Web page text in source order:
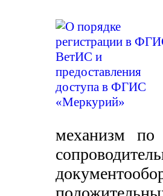
механизм по